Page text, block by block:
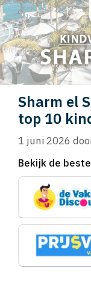
Sharm el
top 10
1 juni 2026
Bekijk de